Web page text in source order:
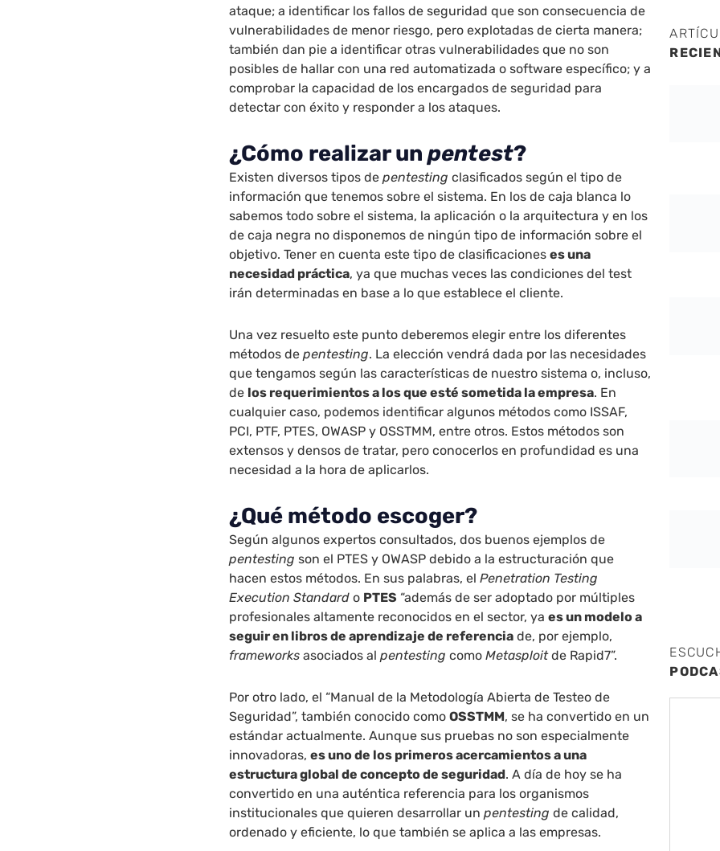
ataque; a identificar los fallos de seguridad que son consecuencia de
vulnerabilidades de menor riesgo, pero explotadas de cierta manera;
también dan pie a identificar otras vulnerabilidades que no son
posibles de hallar con una red automatizada o software específico; y a
comprobar la capacidad de los encargados de seguridad para
detectar con éxito y responder a los ataques.
¿Cómo realizar unpentest?
Existen diversos tipos depentesting clasificados según el tipo de
información que tenemos sobre el sistema. En los de caja blanca lo
sabemos todo sobre el sistema, la aplicación o la arquitectura y en los
de caja negra no disponemos de ningún tipo de información sobre el
objetivo. Tener en cuenta este tipo de clasificacioneses una
necesidad práctica, ya que muchas veces las condiciones del test
irán determinadas en base a lo que establece el cliente.
Una vez resuelto este punto deberemos elegir entre los diferentes
métodos depentesting. La elección vendrá dada por las necesidades
que tengamos según las características de nuestro sistema o, incluso,
de los requerimientos a los que esté sometida la empresa. En
cualquier caso, podemos identificar algunos métodos como ISSAF,
PCI, PTF, PTES, OWASP y OSSTMM, entre otros. Estos métodos son
extensos y densos de tratar, pero conocerlos en profundidad es una
necesidad a la hora de aplicarlos.
¿Qué método escoger?
Según algunos expertos consultados, dos buenos ejemplos de
pentesting son el PTES y OWASP debido a la estructuración que
hacen estos métodos. En sus palabras, elPenetration Testing
Execution Standard o PTES “además de ser adoptado por múltiples
profesionales altamente reconocidos en el sector, yaes un modelo a
seguir en libros de aprendizaje de referencia de, por ejemplo,
frameworks asociados alpentesting comoMetasploitde Rapid7”.
Por otro lado, el “Manual de la Metodología Abierta de Testeo de
Seguridad”, también conocido comoOSSTMM, se ha convertido en un
estándar actualmente. Aunque sus pruebas no son especialmente
innovadoras,es uno de los primeros acercamientos a una
estructura global de concepto de seguridad. A día de hoy se ha
convertido en una auténtica referencia para los organismos
institucionales que quieren desarrollar unpentesting de calidad,
ordenado y eficiente, lo que también se aplica a las empresas.